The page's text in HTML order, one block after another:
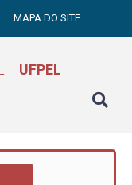
MAPA DO SITE
UFPEL